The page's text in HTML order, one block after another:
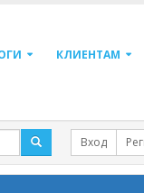
КЛИЕНТАМ
Вход